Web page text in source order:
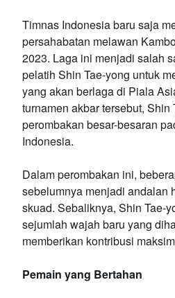
Timnas Indonesia baru saja
persahabatan melawan
2023. Laga ini menjadi salah
pelatih Shin Tae-yong untuk
yang akan berlaga di Piala
turnamen akbar tersebut, Shin
perombakan besar-besaran
Indonesia.
Dalam perombakan ini,
sebelumnya menjadi andalan
skuad. Sebaliknya, Shin Tae-
sejumlah wajah baru yang
memberikan kontribusi
Pemain yang Bertahan